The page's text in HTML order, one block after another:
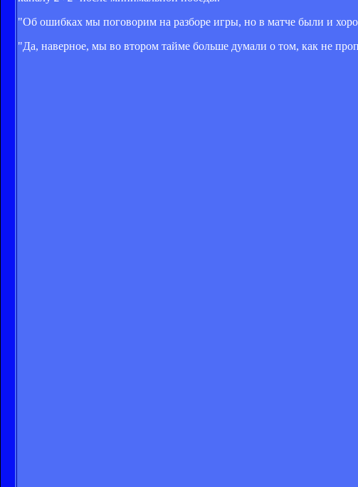
"Об ошибках мы поговорим на разборе игры, но в матче были и
"Да, наверное, мы во втором тайме больше думали о том, как не